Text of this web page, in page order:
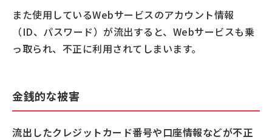
また使用しているWebサービスのアカウント情報
（ID、パスワード）が流出すると、Webサービスも乗
っ取られ、不正に利用されてしまいます。
金銭的な被害
流出したクレジットカード番号や口座情報などが不正